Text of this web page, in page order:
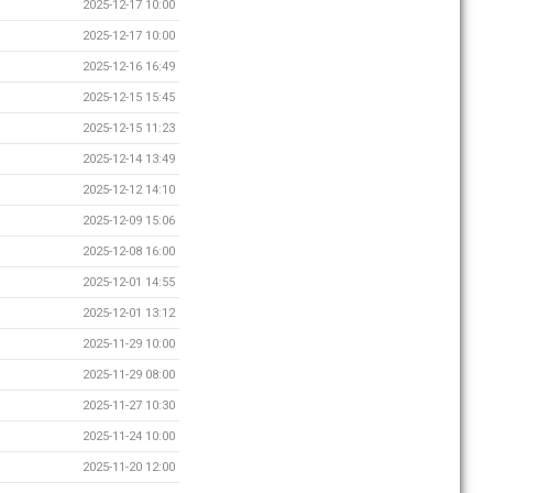
2025-12-17 10:00
2025-12-17 10:00
2025-12-16 16:49
2025-12-15 15:45
2025-12-15 11:23
2025-12-14 13:49
2025-12-12 14:10
2025-12-09 15:06
2025-12-08 16:00
2025-12-01 14:55
2025-12-01 13:12
2025-11-29 10:00
2025-11-29 08:00
2025-11-27 10:30
2025-11-24 10:00
2025-11-20 12:00